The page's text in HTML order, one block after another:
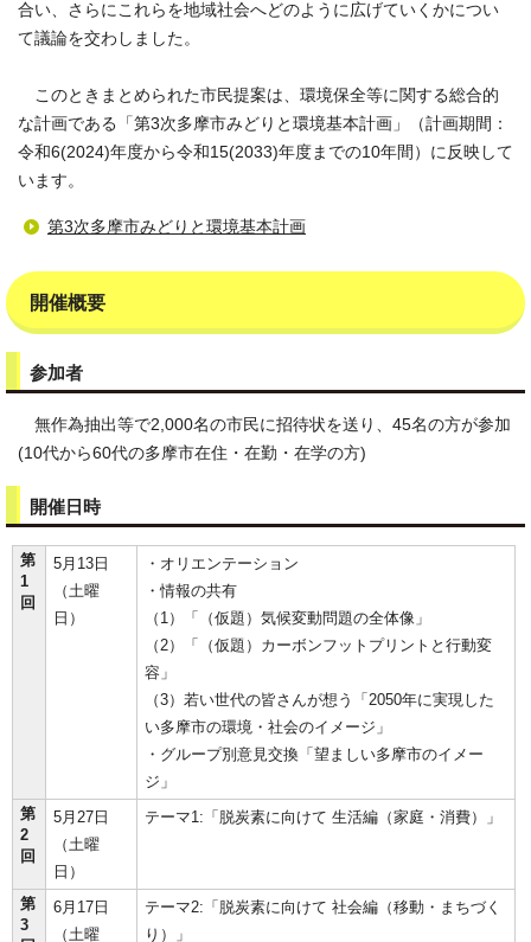
合い、さらにこれらを地域社会へどのように広げていくかについ
て議論を交わしました。
このときまとめられた市民提案は、環境保全等に関する総合的
な計画である「第3次多摩市みどりと環境基本計画」（計画期間：
令和6(2024)年度から令和15(2033)年度までの10年間）に反映して
います。
第3次多摩市みどりと環境基本計画
開催概要
参加者
無作為抽出等で2,000名の市民に招待状を送り、45名の方が参加
(10代から60代の多摩市在住・在勤・在学の方)
開催日時
第
1
回
5月13日
（土曜
日）
・オリエンテーション
・情報の共有
（1）「（仮題）気候変動問題の全体像」
（2）「（仮題）カーボンフットプリントと行動変
容」
（3）若い世代の皆さんが想う「2050年に実現した
い多摩市の環境・社会のイメージ」
・グループ別意見交換「望ましい多摩市のイメー
ジ」
第
2
回
5月27日
（土曜
日）
テーマ1:「脱炭素に向けて 生活編（家庭・消費）」
第
3
6月17日
（土曜
テーマ2:「脱炭素に向けて 社会編（移動・まちづく
り）」